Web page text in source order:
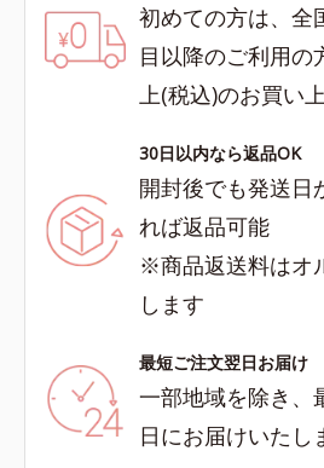
初めての方は、全
目以降のご利用の
上(税込)のお買い
30日以内なら返品OK
開封後でも発送日
れば返品可能
※商品返送料はオ
します
最短ご注文翌日お届け
一部地域を除き、
日にお届けいたし